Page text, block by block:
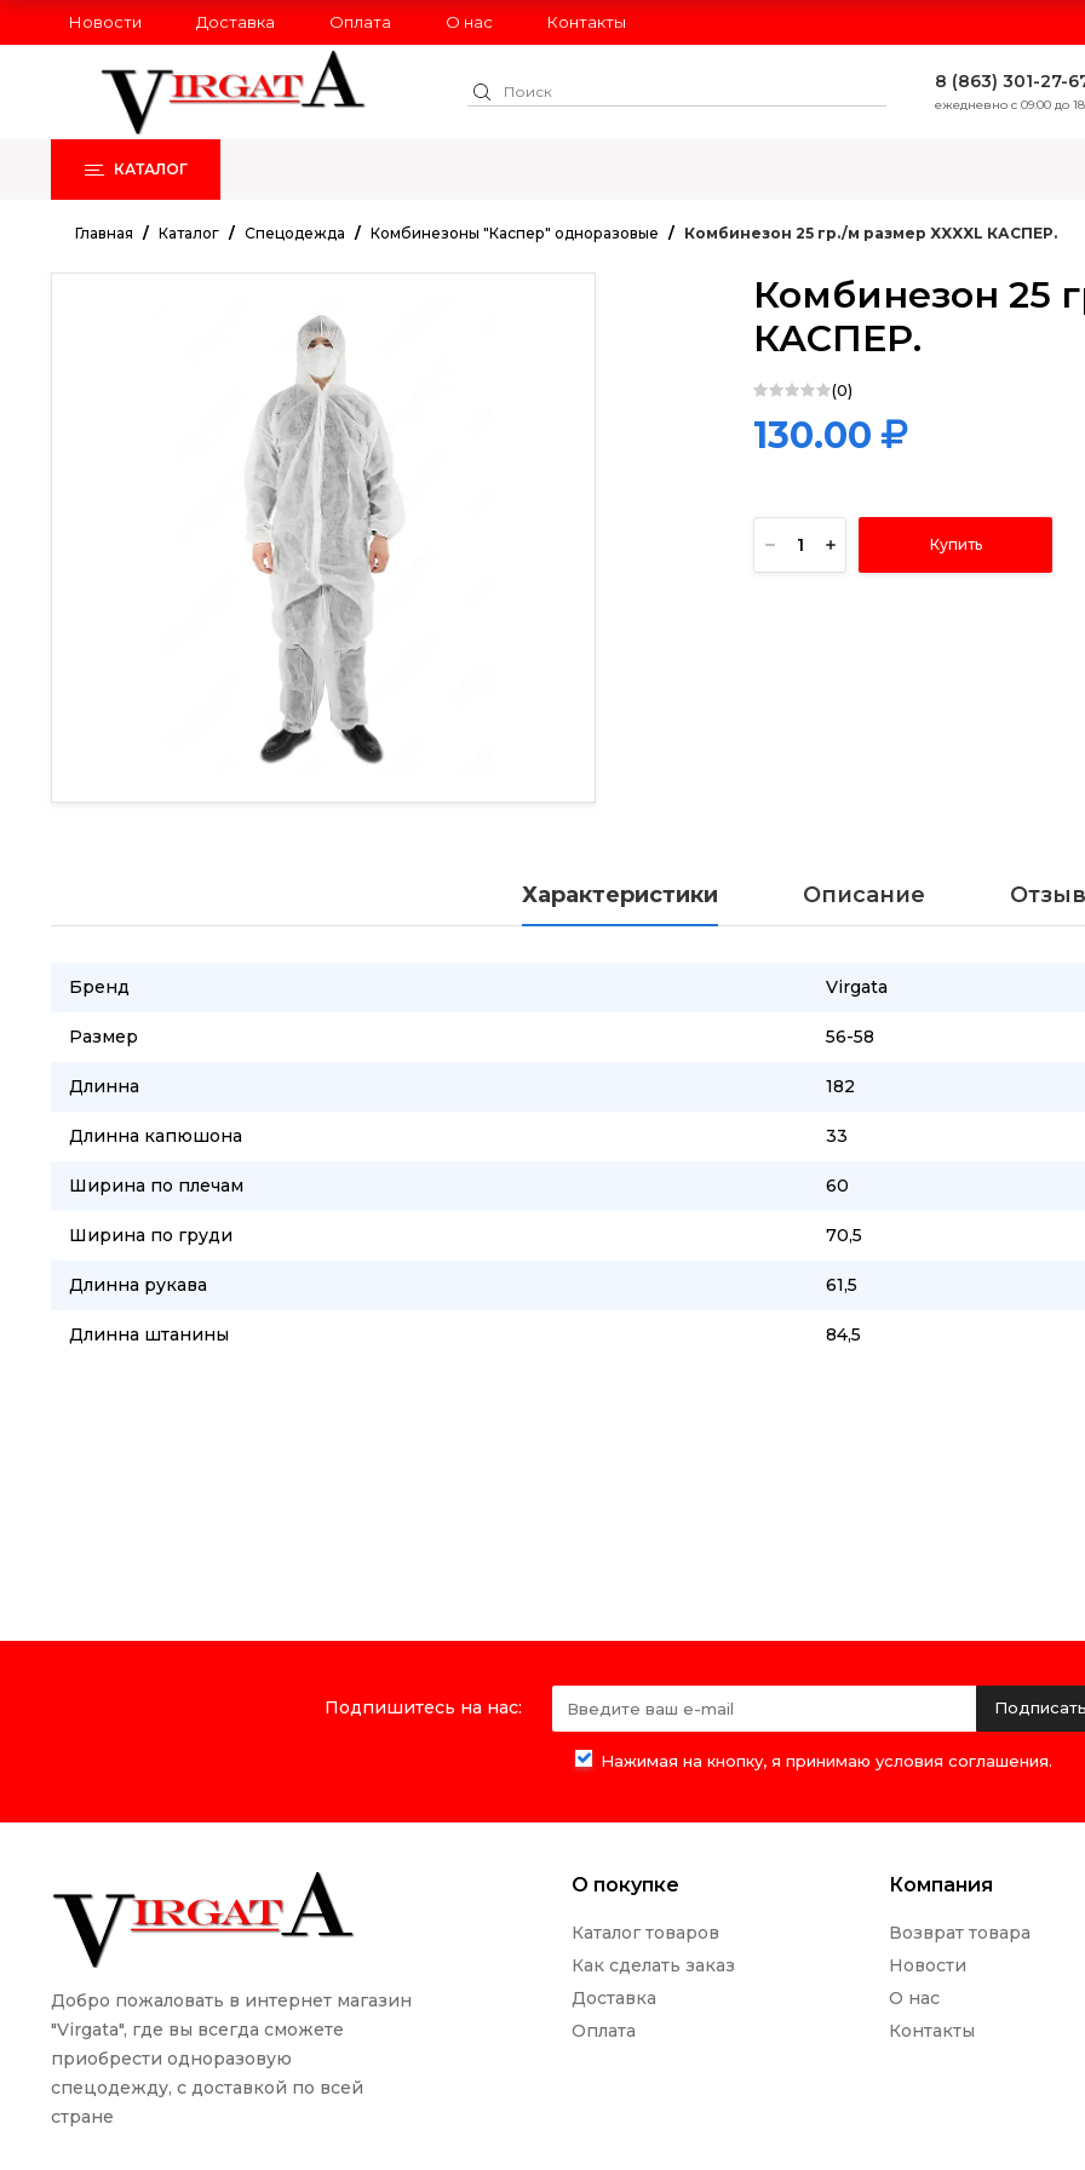
Новости Доставка Оплата О нас Контакты
8 (863) 301-27-
ежедневно с 09:00 до
КАТАЛОГ
Главная Каталог Cпецодежда Комбинезоны "Каспер" одноразовые Комбинезон 25 гр./м размер XXXXL КАСПЕР.
Комбинезон 25
КАСПЕР.
(0)
130.00
Купить
Характеристики Описание
Бренд Virgata
Размер 56-58
Длинна 182
Длинна капюшона 33
Ширина по плечам 60
Ширина по груди 70,5
Длинна рукава 61,5
Длинна штанины 84,5
Подпишитесь на нас:
Нажимая на кнопку, я принимаю условия соглашения.
Добро пожаловать в интернет магазин
"Virgata", где вы всегда сможете
приобрести одноразовую
спецодежду, с доставкой по всей
стране
О покупке
Каталог товаров
Как сделать заказ
Доставка
Оплата
Компания
Возврат товара
Новости
О нас
Контакты